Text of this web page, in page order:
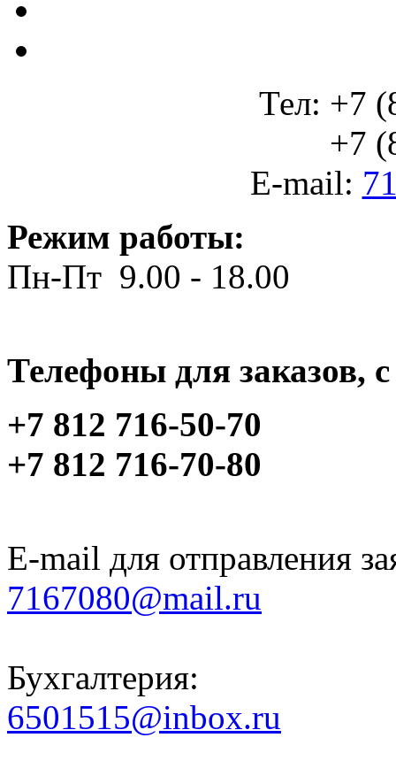
Тел: +7
+7
E-mail:
Режим работы:
Пн-Пт 9.00 - 18.00
Телефоны для заказов,
+7 812 716-50-70
+7 812 716-70-80
E-mail для отправления
7167080@mail.ru
Бухгалтерия:
6501515@inbox.ru